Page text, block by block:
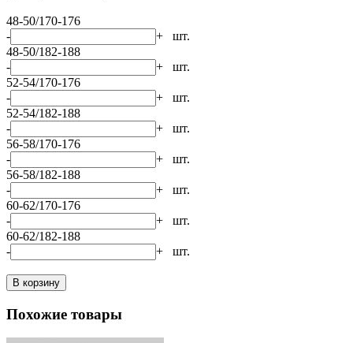
48-50/170-176
-
+ шт.
48-50/182-188
-
+ шт.
52-54/170-176
-
+ шт.
52-54/182-188
-
+ шт.
56-58/170-176
-
+ шт.
56-58/182-188
-
+ шт.
60-62/170-176
-
+ шт.
60-62/182-188
-
+ шт.
В корзину
Похожие товары